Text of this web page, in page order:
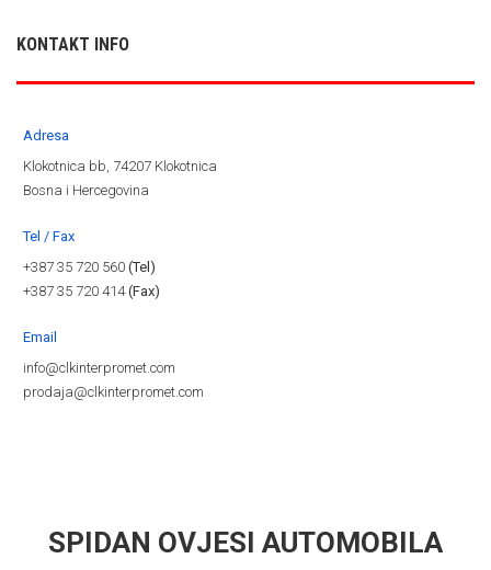
KONTAKT INFO
Adresa
Klokotnica bb, 74207 Klokotnica
Bosna i Hercegovina
Tel / Fax
+387 35 720 560 (Tel)
+387 35 720 414(Fax)
Email
info@clkinterpromet.com
prodaja@clkinterpromet.com
SPIDAN OVJESI AUTOMOBILA